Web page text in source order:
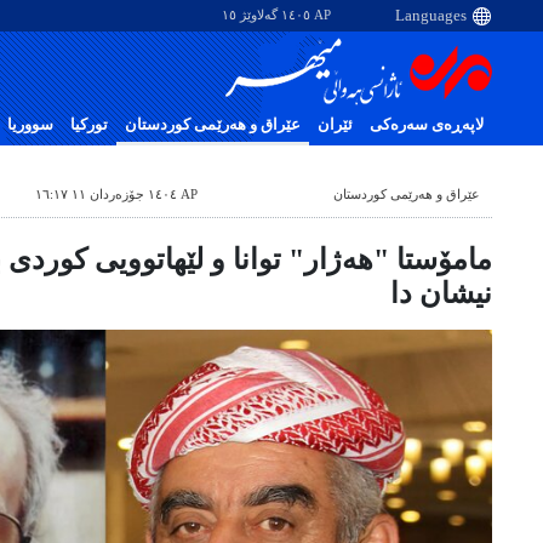
AP ١٤٠٥ گەلاوێژ ١٥
لاپەڕەی سەرەکی ئێران عێراق و هەرێمی کوردستان تورکیا سووریا
عێراق و هەرێمی کوردستان AP ١٤٠٤ جۆزەردان ١١ ١٦:١٧
مامۆستا "هەژار" توانا و لێهاتوویی کوردی
نیشان دا